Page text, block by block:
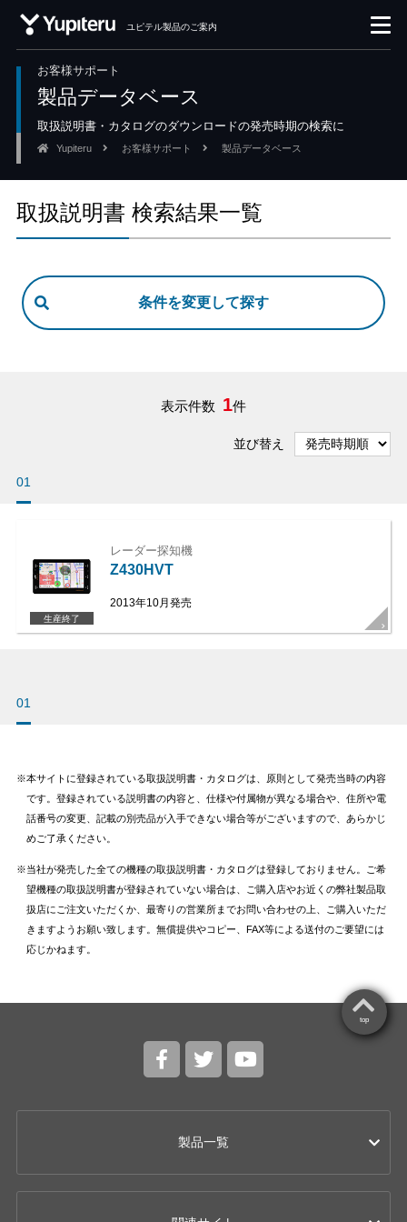
ユピテル製品のご案内
お客様サポート
製品データベース
取扱説明書・カタログのダウンロードの発売時期の検索に
Yupiteru お客様サポート 製品データベース
取扱説明書 検索結果一覧
表示件数 1件
並び替え
01
生産終了
レーダー探知機
Z430HVT
2013年10月発売
01
本サイトに登録されている取扱説明書・カタログは、原則として発売当時の内容
です。登録されている説明書の内容と、仕様や付属物が異なる場合や、住所や電
話番号の変更、記載の別売品が入手できない場合等がございますので、あらかじ
めご了承ください。
当社が発売した全ての機種の取扱説明書・カタログは登録しておりません。ご希
望機種の取扱説明書が登録されていない場合は、ご購入店やお近くの弊社製品取
扱店にご注文いただくか、最寄りの営業所までお問い合わせの上、ご購入いただ
きますようお願い致します。無償提供やコピー、FAX等による送付のご要望には
応じかねます。
製品一覧
top